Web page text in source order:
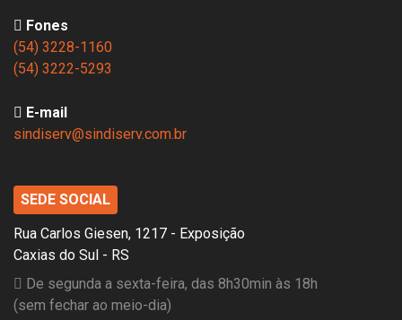
Fones
(54) 3228-1160
(54) 3222-5293
E-mail
sindiserv@sindiserv.com.br
SEDE SOCIAL
Rua Carlos Giesen, 1217 - Exposição
Caxias do Sul - RS
De segunda a sexta-feira, das 8h30min às 18h
(sem fechar ao meio-dia)